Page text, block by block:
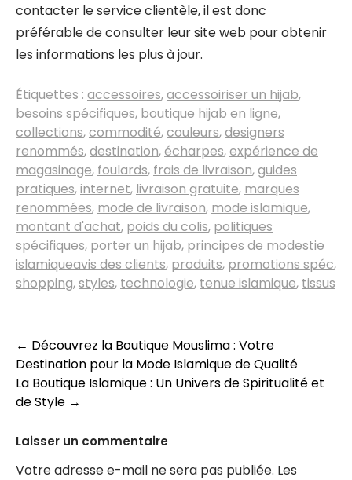
contacter le service clientèle, il est donc
préférable de consulter leur site web pour obtenir
les informations les plus à jour.
Étiquettes : accessoires,accessoiriser un hijab,
besoins spécifiques, boutique hijab en ligne,
collections,commodité,couleurs,designers
renommés,destination,écharpes,expérience de
magasinage, foulards, frais de livraison,guides
pratiques,internet, livraison gratuite, marques
renommées, mode de livraison, mode islamique,
montant d'achat, poids du colis, politiques
spécifiques, porter un hijab, principes de modestie
islamiqueavis des clients, produits, promotions spéc,
shopping,styles, technologie, tenue islamique, tissus
Navigation
des
articles
← Découvrez la Boutique Mouslima : Votre
Destination pour la Mode Islamique de Qualité
La Boutique Islamique : Un Univers de Spiritualité et
de Style →
Laisser un commentaire
Votre adresse e-mail ne sera pas publiée. Les